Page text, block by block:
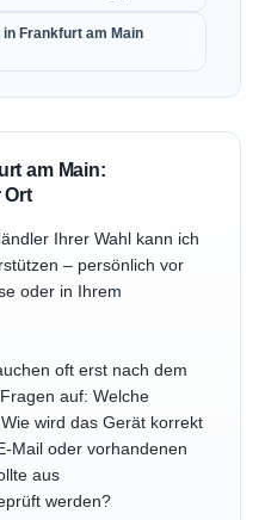
Frankfurt am Main
am Main:
Ort
Ihrer Wahl kann ich
– persönlich vor
oder in Ihrem
oft erst nach dem
auf: Welche
wird das Gerät korrekt
Mail oder vorhandenen
aus
werden?